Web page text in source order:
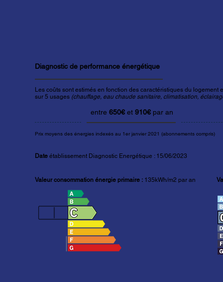
Diagnostic de performance énergétique
Les coûts sont estimés en fonction des caractéristiques du logement
sur 5 usages (chauffage, eau chaude sanitaire, climatisation,
entre 650€ et 910€ par an
Prix moyens des énergies indexés au 1er janvier 2021 (abonnements compris)
Date établissement Diagnostic Energétique : 15/06/2023
Valeur consommation énergie primaire : 135kWh/m2 par an